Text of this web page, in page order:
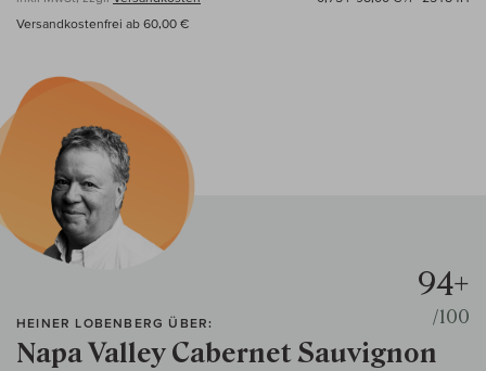
Versandkostenfrei ab 60,00 €
HEINER LOBENBERG ÜBER:
Napa Valley Cabernet Sauvignon
94+
/100